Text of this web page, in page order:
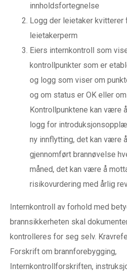
innholdsfortegnelse
Logg der leietaker kvitterer
leietakerperm
Eiers internkontroll som
kontrollpunkter som er
og logg som viser om
og om status er OK eller
Kontrollpunktene kan være
logg for
ny innflytting, det kan være
gjennomført brannøvelse
måned, det kan være å
risikovurdering med årlig
Internkontroll av forhold med
brannsikkerheten skal
kontrolleres for seg selv.
Forskrift om brannforebygging,
Internkontrollforskriften,